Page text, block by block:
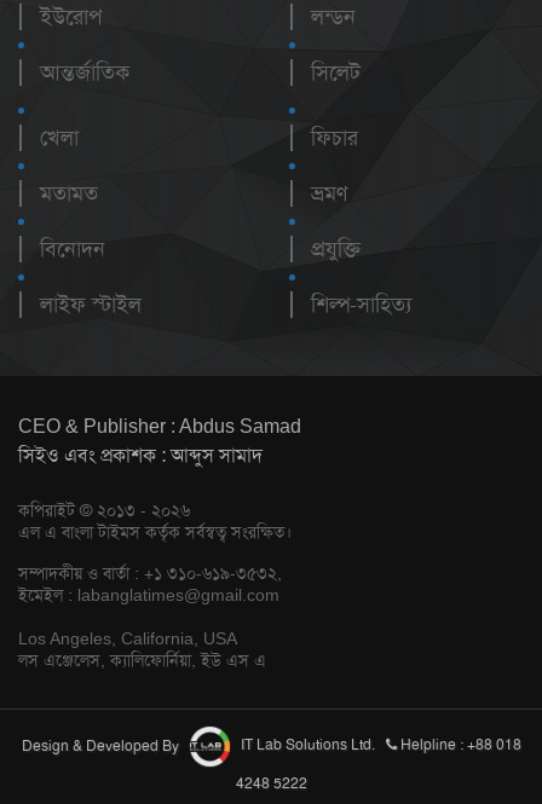
ইউরোপ
আন্তর্জাতিক
লন্ডন
সিলেট
খেলা
মতামত
বিনোদন
লাইফ স্টাইল
ফিচার
ভ্রমণ
প্রযুক্তি
শিল্প-সাহিত্য
CEO & Publisher : Abdus Samad
সিইও এবং প্রকাশক : আব্দুস সামাদ
কপিরাইট © ২০১৩ - ২০২৬
এল এ বাংলা টাইমস কর্তৃক সর্বস্বত্ব সংরক্ষিত।
সম্পাদকীয় ও বার্তা : +১ ৩১০-৬১৯-৩৫৩২,
ইমেইল : labanglatimes@gmail.com
Los Angeles, California, USA
লস এঞ্জেলেস, ক্যালিফোর্নিয়া, ইউ এস এ
Design & Developed By IT Lab Solutions Ltd.
Helpline : +88 018
4248 5222